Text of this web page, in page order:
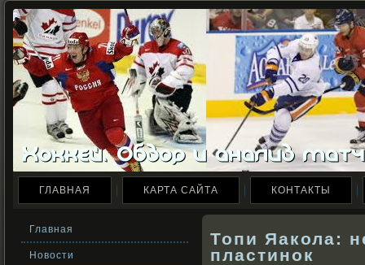
ГЛАВНАЯ КАРТА САЙТА КОНТАКТЫ
Главная
Новости
Топи Яакола:
пластинок